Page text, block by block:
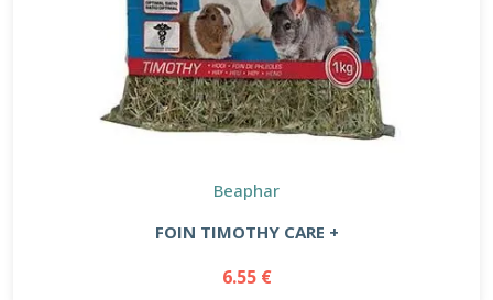
Beaphar
FOIN TIMOTHY CARE +
6.55 €